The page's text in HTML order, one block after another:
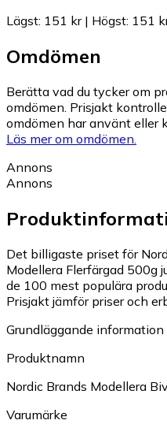
Lägst: 151 kr| Högst: 151
Omdömen
Berätta vad du tycker om
omdömen. Prisjakt
omdömen har använt eller
Läs mer om omdömen.
Annons
Annons
Det billigaste priset för
Modellera Flerfärgad 500g
de 100 mest populära
Prisjakt jämför priser och
Grundläggande information
Produktnamn
Nordic Brands Modellera
Varumärke